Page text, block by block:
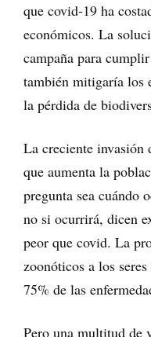
que covid-19 ha
económicos. La
campaña para
también mitigaría los
la pérdida de
La creciente invasión
que aumenta la
pregunta sea cuándo
no si ocurrirá, dicen
peor que covid. La
zoonóticos a los
75% de las
Pero una multitud de